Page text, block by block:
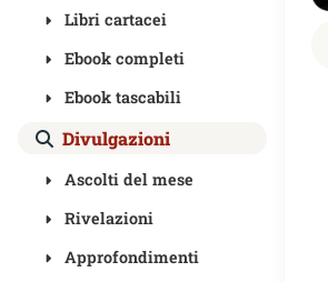
Libri cartacei
Ebook completi
Ebook tascabili
Divulgazioni
Ascolti del mese
Rivelazioni
Approfondimenti